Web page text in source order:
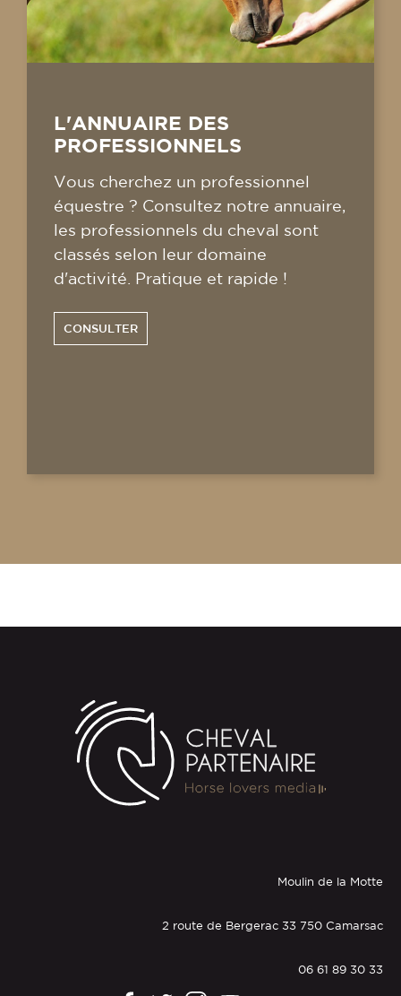
L'ANNUAIRE DES
PROFESSIONNELS
Vous cherchez un professionnel
équestre ? Consultez notre annuaire,
les professionnels du cheval sont
classés selon leur domaine
d'activité. Pratique et rapide !
CONSULTER
Moulin de la Motte
2 route de Bergerac 33 750 Camarsac
06 61 89 30 33